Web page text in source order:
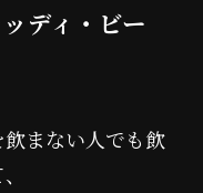
ディ・ビー
まない人でも飲